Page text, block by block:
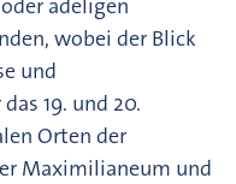
adeligen
wobei der Blick
und
19. und 20.
Orten der
Maximilianeum und